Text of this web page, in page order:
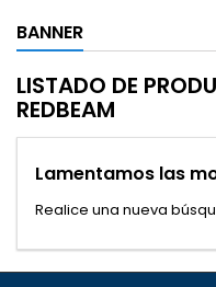
BANNER
LISTADO DE
REDBEAM
Lamentamos las
Realice una nueva